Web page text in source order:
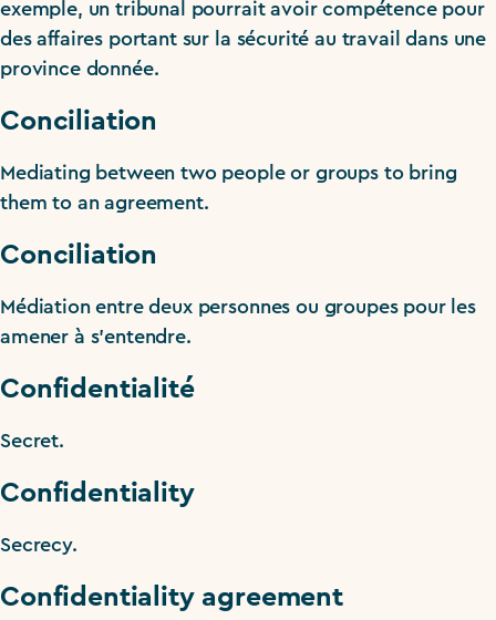
exemple, un tribunal pourrait avoir compétence pour
des affaires portant sur la sécurité au travail dans une
province donnée.
Conciliation
Mediating between two people or groups to bring
them to an agreement.
Conciliation
Médiation entre deux personnes ou groupes pour les
amener à s’entendre.
Confidentialité
Secret.
Confidentiality
Secrecy.
Confidentiality agreement